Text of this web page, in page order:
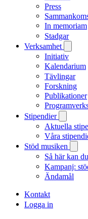
Press
In memoriam
Stadgar
Verksamhet
Initiativ
Kalendarium
Tävlingar
Forskning
Publikationer
Stipendier
Aktuella
Våra
Stöd musiken
Så här kan
Kampanj:
Ändamål
Kontakt
Logga in